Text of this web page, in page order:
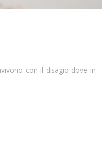
con il disagio dove in